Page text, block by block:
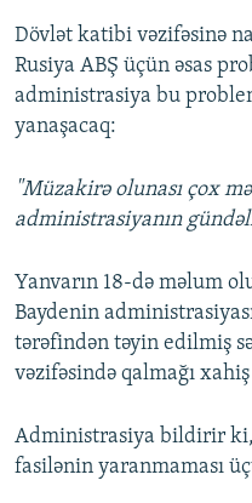
Dövlət katibi vəzifəsinə
Rusiya ABŞ üçün əsas
administrasiya bu
yanaşacaq:
"Müzakirə olunası çox
administrasiyanın
Yanvarın 18-də məlum
Baydenin
tərəfindən təyin edilmiş
vəzifəsində qalmağı
Administrasiya bildirir
fasilənin yaranmaması